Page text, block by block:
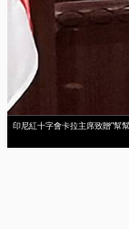
印尼紅十字會卡拉主席致贈"幫